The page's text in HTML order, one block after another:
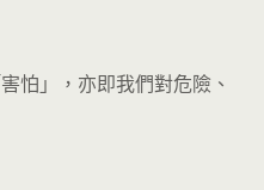
怕」，亦即我們對危險、